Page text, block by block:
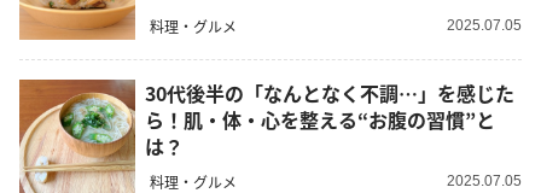
料理・グルメ 2025.07.05
30代後半の「なんとなく不調…」を感じた
ら！肌・体・心を整える“お腹の習慣”と
は？
料理・グルメ 2025.07.05